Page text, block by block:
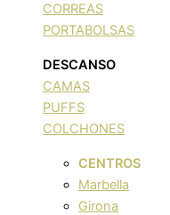
CORREAS
PORTABOLSAS
DESCANSO
CAMAS
PUFFS
COLCHONES
CENTROS
Marbella
Girona